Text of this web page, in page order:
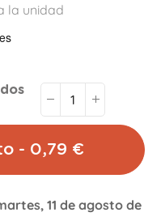
la unidad
- 0,79 €
11 de agosto de